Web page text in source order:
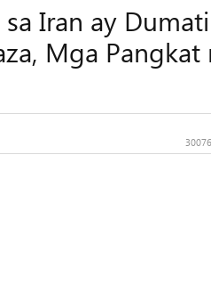
Iran ay
Mga Pangkat